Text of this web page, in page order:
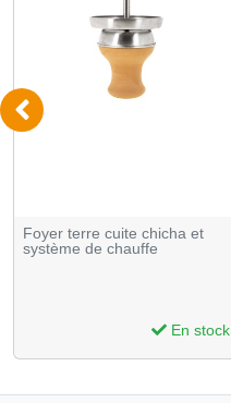
Foyer terre cuite chicha et
système de chauffe
En stock